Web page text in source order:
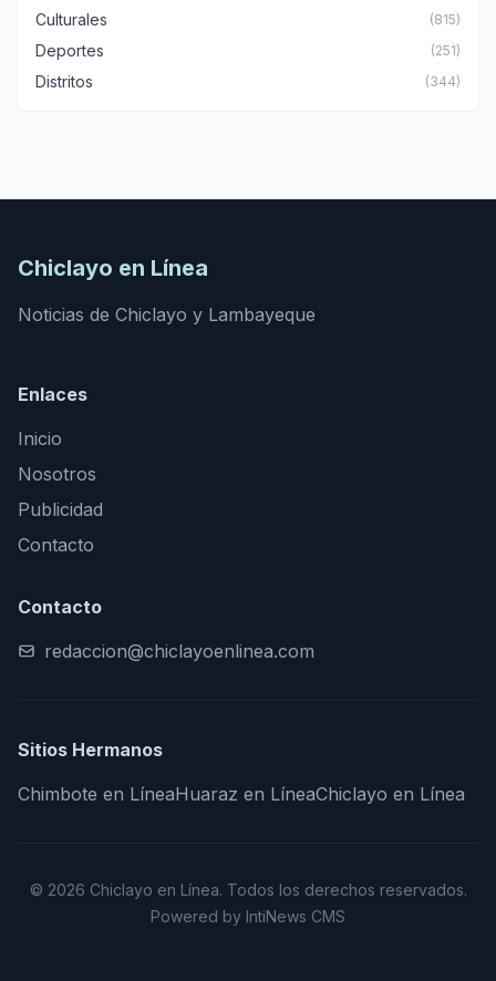
Culturales (815)
Deportes (251)
Distritos (344)
Chiclayo en Línea
Noticias de Chiclayo y Lambayeque
Enlaces
Inicio
Nosotros
Publicidad
Contacto
Contacto
redaccion@chiclayoenlinea.com
Sitios Hermanos
Chimbote en LíneaHuaraz en LíneaChiclayo en Línea
© 2026 Chiclayo en Línea. Todos los derechos reservados.
Powered by IntiNews CMS